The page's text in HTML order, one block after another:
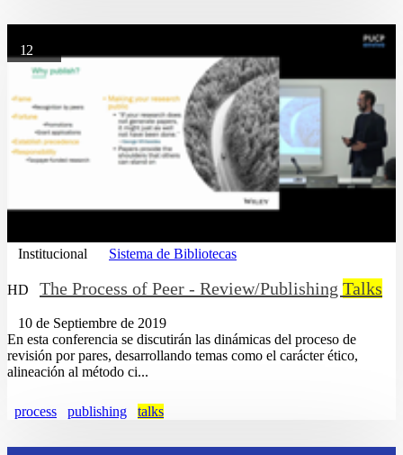
12
Institucional Sistema de Bibliotecas
HD The Process of Peer - Review/Publishing Talks
10 de Septiembre de 2019
En esta conferencia se discutirán las dinámicas del proceso de
revisión por pares, desarrollando temas como el carácter ético,
alineación al método ci...
process publishing talks